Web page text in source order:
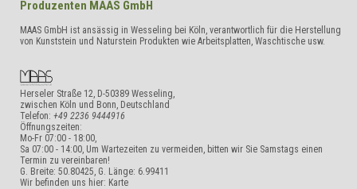
Produzenten MAAS GmbH
MAAS GmbH ist ansässig in Wesseling bei Köln, verantwortlich für die Herstellung
von Kunststein und Naturstein Produkten wie Arbeitsplatten, Waschtische usw.
Herseler Straße 12, D-50389 Wesseling,
zwischen Köln und Bonn, Deutschland
Telefon: +49 2236 9444916
Öffnungszeiten:
Mo-Fr 07:00 - 18:00,
Sa 07:00 - 14:00, Um Wartezeiten zu vermeiden, bitten wir Sie Samstags einen
Termin zu vereinbaren!
G. Breite: 50.80425, G. Länge: 6.99411
Wir befinden uns hier: Karte